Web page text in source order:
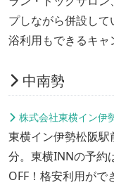
プしながら併設し
浴利用もできるキャ
中南勢
株式会社東横イン伊
東横イン伊勢松阪駅
分。東横INNの予約
OFF！格安利用がで